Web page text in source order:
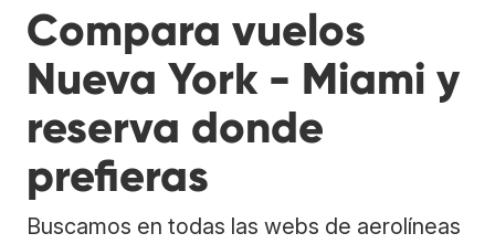
Compara vuelos
Nueva York - Miami y
reserva donde
prefieras
Buscamos en todas las webs de aerolíneas